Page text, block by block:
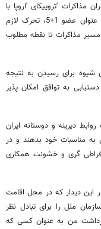
'تروییکای 'اروپا با
تهران، از وزیر امور خارجه این کشور خواست تا به عنوان عضو 1+5، تحرک لازم
مذاکرات تا نقطه مطلوب
شیوه برای رسیدن به نتیجه
به توافق امکان پذیر
دیرینه و دوستانه ایران
به مناسبات خود بدهند و در
گری و خشونت همکاری
در این دیدار که در محل اقامت
ملل را برای تبادل نظر
من به عنوان کسی که